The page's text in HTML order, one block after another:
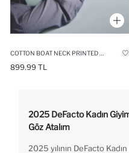
899.99 TL
2025 DeFacto Kadın
Göz Atalım
2025 yılının DeFacto